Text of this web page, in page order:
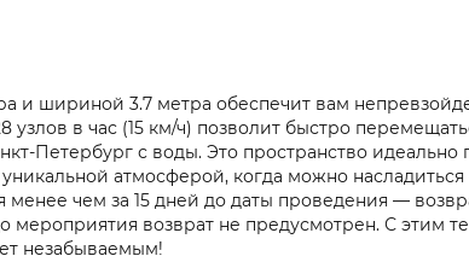
и шириной 3.7 метра обеспечит вам
узлов в час (15 км/ч) позволит быстро
Петербург с воды. Это пространство идеально
атмосферой, когда можно
чем за 15 дней до даты проведения —
мероприятия возврат не предусмотрен. С этим
незабываемым!